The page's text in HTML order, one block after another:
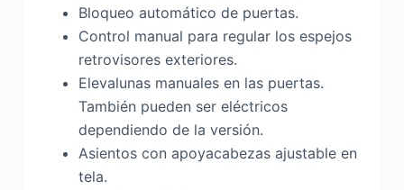
Bloqueo automático de puertas.
Control manual para regular los espejos
retrovisores exteriores.
Elevalunas manuales en las puertas.
También pueden ser eléctricos
dependiendo de la versión.
Asientos con apoyacabezas ajustable en
tela.